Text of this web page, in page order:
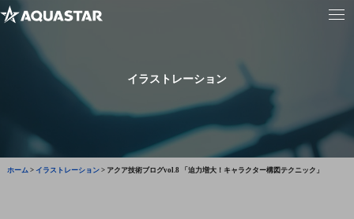
イラストレーション
ホーム> イラストレーション> アクア技術ブログvol.8 「迫力増大！キャラクター構図テクニック」